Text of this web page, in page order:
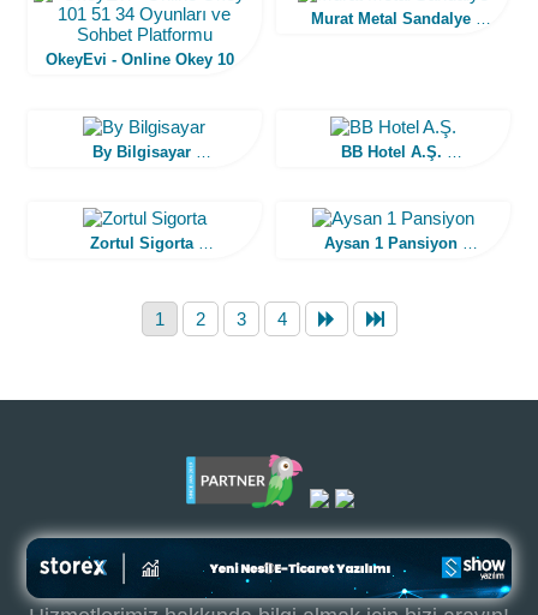
OkeyEvi - Online Okey 101
Murat Metal Sandalye
By Bilgisayar
BB Hotel A.Ş.
Zortul Sigorta
Aysan 1 Pansiyon
1 2 3 4